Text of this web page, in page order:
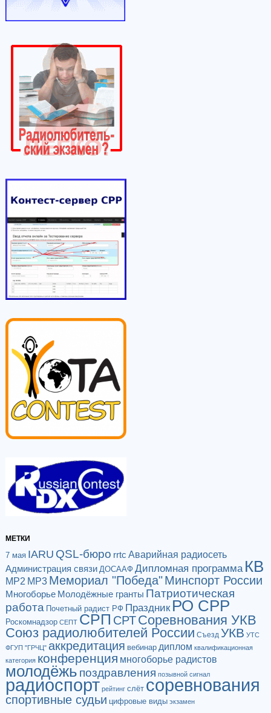
МЕТКИ
7 мая IARU QSL-бюро rrtc Аварийная радиосеть
Администрация связи ДОСААФ Дипломная программа КВ
МР2 МР3 Мемориал "Победа"Минспорт России
Многоборье Молодёжные гранты Патриотическая
работа Почетный радист РФ Праздник РО СРР
Роскомнадзор СЕПТ СРП СРТСоревнования УКВ
Союз радиолюбителей России Съезд УКВ УТС
ФГУП "ГРЧЦ" аккредитация вебинар диплом квалификационная
категория конференция многоборье радистов
молодёжь поздравления позывной сигнал
радиоспорт рейтинг слёт соревнования
спортивные судьи цифровые виды экзамен